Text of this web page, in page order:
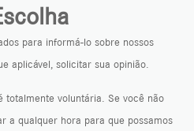
para informá-lo sobre nossos
aplicável, solicitar sua opinião.
totalmente voluntária. Se você não
a qualquer hora para que possamos